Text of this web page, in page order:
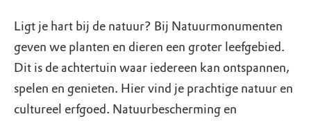
Ligt je hart bij de natuur? Bij Natuurmonumenten
geven we planten en dieren een groter leefgebied.
Dit is de achtertuin waar iedereen kan ontspannen,
spelen en genieten. Hier vind je prachtige natuur en
cultureel erfgoed. Natuurbescherming en